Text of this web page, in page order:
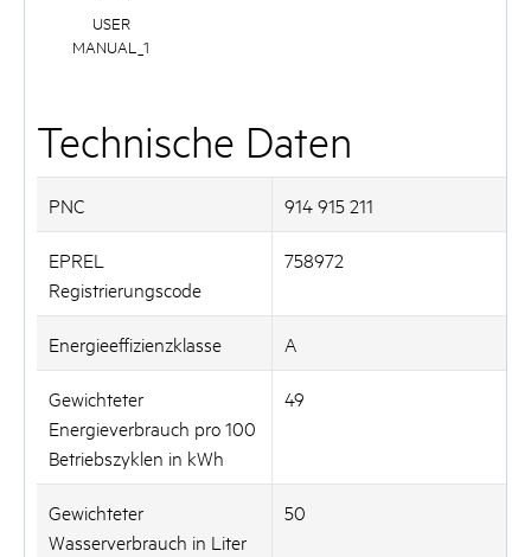
USER
MANUAL_1
Technische Daten
PNC 914 915 211
EPREL
Registrierungscode
758972
Energieeffizienzklasse A
Gewichteter
Energieverbrauch pro 100
Betriebszyklen in kWh
49
Gewichteter
Wasserverbrauch in Liter
50